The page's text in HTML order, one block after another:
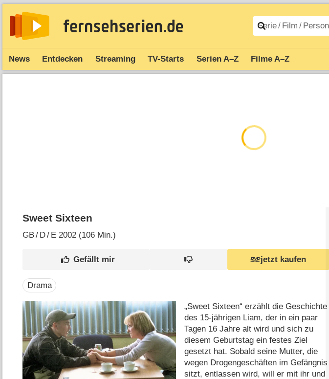
News Entdecken Streaming TV-Starts Serien A–Z Filme A–Z
Sweet Sixteen
GB/ D/ E 2002 (106 Min.)
jetzt kaufen
Drama
„Sweet Sixteen“ erzählt die Geschichte
des 15-jährigen Liam, der in ein paar
Tagen 16 Jahre alt wird und sich zu
diesem Geburtstag ein festes Ziel
gesetzt hat. Sobald seine Mutter, die
wegen Drogengeschäften im Gefängnis
sitzt, entlassen wird, will er mit ihr und